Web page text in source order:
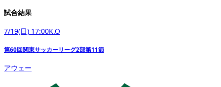
試合結果
7/19(日) 17:00K.O
第60回関東サッカーリーグ2部第11節
アウェー